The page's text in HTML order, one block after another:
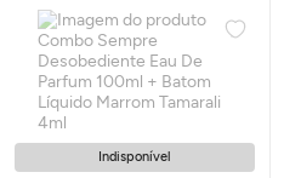
Indisponível